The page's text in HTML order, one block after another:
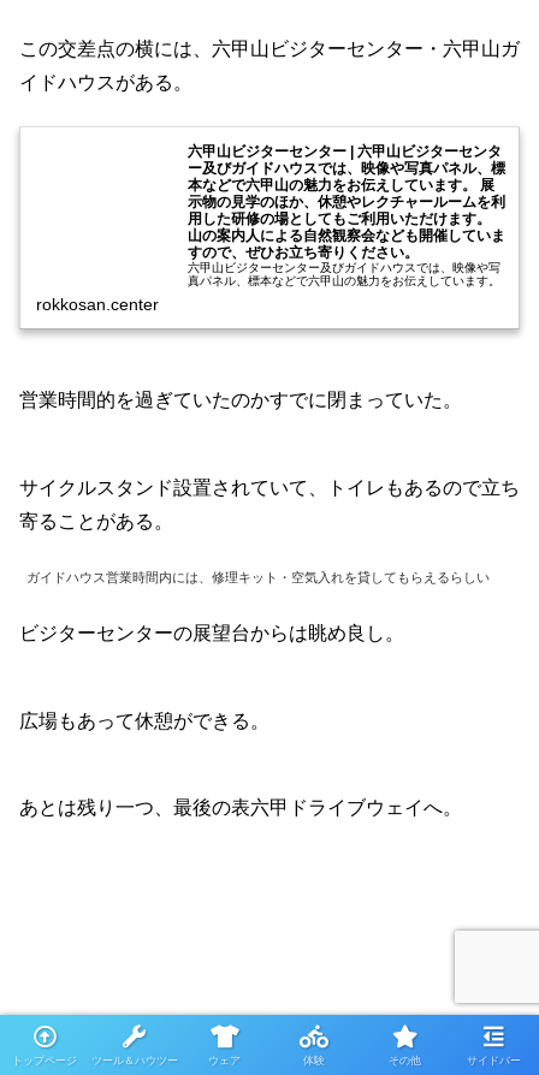
この交差点の横には、六甲山ビジターセンター・六甲山ガ
イドハウスがある。
六甲山ビジターセンター | 六甲山ビジターセンタ
ー及びガイドハウスでは、映像や写真パネル、標
本などで六甲山の魅力をお伝えしています。 展
示物の見学のほか、休憩やレクチャールームを利
用した研修の場としてもご利用いただけます。
山の案内人による自然観察会なども開催していま
すので、ぜひお立ち寄りください。
六甲山ビジターセンター及びガイドハウスでは、映像や写
真パネル、標本などで六甲山の魅力をお伝えしています。
rokkosan.center
営業時間的を過ぎていたのかすでに閉まっていた。
サイクルスタンド設置されていて、トイレもあるので立ち
寄ることがある。
ガイドハウス営業時間内には、修理キット・空気入れを貸してもらえるらしい
ビジターセンターの展望台からは眺め良し。
広場もあって休憩ができる。
あとは残り一つ、最後の表六甲ドライブウェイへ。
トップページ ツール＆ハウツー ウェア 体験 その他 サイドバー